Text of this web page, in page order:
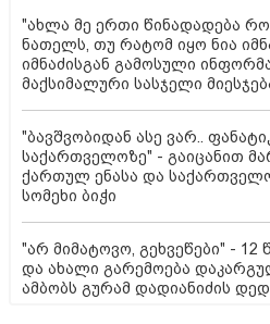
"ახლა მე ერთი წინადადება
ნათელს, თუ რატომ იყო ნია
იმნაძისგან გამოსული
მაქსიმალური სასჯელი
"ბავშვობიდან ასე ვარ..
საქართველოზე" - გაიცანით
ქართულ ენასა და
სომეხი ბიჭი
"არ მიმატოვო, გეხვეწები" -
და ახალი გარემოება
ამბობს გურამ დადიანიძის